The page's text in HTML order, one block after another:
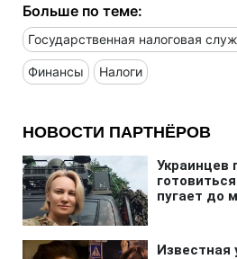
Больше по теме:
Государственная налоговая
Финансы Налоги